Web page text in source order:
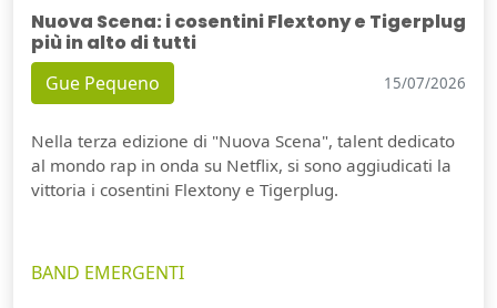
Nuova Scena: i cosentini Flextony e Tigerplug
più in alto di tutti
Gue Pequeno 15/07/2026
Nella terza edizione di "Nuova Scena", talent dedicato
al mondo rap in onda su Netflix, si sono aggiudicati la
vittoria i cosentini Flextony e Tigerplug.
BAND EMERGENTI